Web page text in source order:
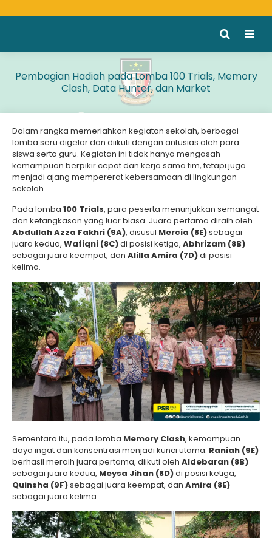
Pembagian Hadiah pada Lomba 100 Trials, Memory
Clash, Data Hunter, dan Market
Dalam rangka memeriahkan kegiatan sekolah, berbagai
lomba seru digelar dan diikuti dengan antusias oleh para
siswa serta guru. Kegiatan ini tidak hanya mengasah
kemampuan berpikir cepat dan kerja sama tim, tetapi juga
menjadi ajang mempererat kebersamaan di lingkungan
sekolah.
Pada lomba 100 Trials, para peserta menunjukkan semangat
dan ketangkasan yang luar biasa. Juara pertama diraih oleh
Abdullah Azza Fakhri (9A), disusul Mercia (8E)sebagai
juara kedua, Wafiqni (8C)di posisi ketiga, Abhrizam (8B)
sebagai juara keempat, dan Alilla Amira (7D)di posisi
kelima.
Sementara itu, pada lomba Memory Clash, kemampuan
daya ingat dan konsentrasi menjadi kunci utama. Raniah (9E)
berhasil meraih juara pertama, diikuti oleh Aldebaran (8B)
sebagai juara kedua, Meysa Jihan (8D)di posisi ketiga,
Quinsha (9F)sebagai juara keempat, dan Amira (8E)
sebagai juara kelima.